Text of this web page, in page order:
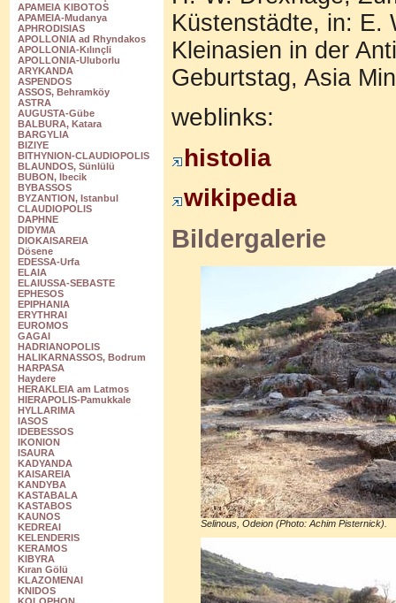
APAMEIA KIBOTOS
APAMEIA-Mudanya
APHRODISIAS
APOLLONIA ad Rhyndakos
APOLLONIA-Kılınçli
APOLLONIA-Uluborlu
ARYKANDA
ASPENDOS
ASSOS, Behramköy
ASTRA
AUGUSTA-Gübe
BALBURA, Katara
BARGYLIA
BIZIYE
BITHYNION-CLAUDIOPOLIS
BLAUNDOS, Sünlülü
BUBON, Ibecik
BYBASSOS
BYZANTION, Istanbul
CLAUDIOPOLIS
DAPHNE
DIDYMA
DIOKAISAREIA
Dösene
EDESSA-Urfa
ELAIA
ELAIUSSA-SEBASTE
EPHESOS
EPIPHANIA
ERYTHRAI
EUROMOS
GAGAI
HADRIANOPOLIS
HALIKARNASSOS, Bodrum
HARPASA
Haydere
HERAKLEIA am Latmos
HIERAPOLIS-Pamukkale
HYLLARIMA
IASOS
IDEBESSOS
IKONION
ISAURA
KADYANDA
KAISAREIA
KANDYBA
KASTABALA
KASTABOS
KAUNOS
KEDREAI
KELENDERIS
KERAMOS
KIBYRA
Kıran Gölü
KLAZOMENAI
KNIDOS
Küstenstädte, in: E.
Kleinasien in der
Geburtstag, Asia
weblinks:
histolia
wikipedia
Bildergalerie
Selinous, Odeion (Photo: Achim Pisternick).